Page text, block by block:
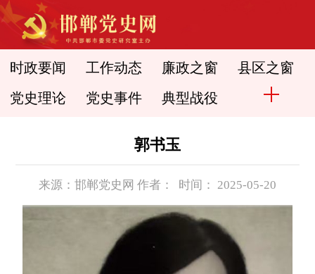
时政要闻 工作动态 廉政之窗 县区之窗
党史理论 党史事件 典型战役
郭书玉
来源：邯郸党史网 作者： 时间： 2025-05-20